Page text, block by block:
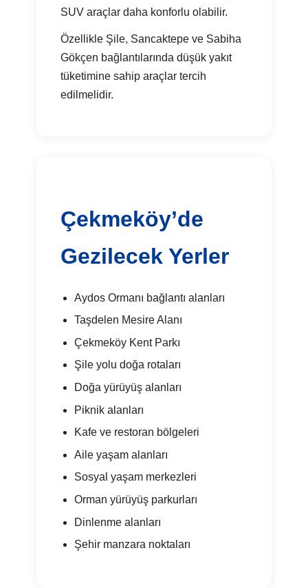
SUV araçlar daha konforlu olabilir.
Özellikle Şile, Sancaktepe ve Sabiha
Gökçen bağlantılarında düşük yakıt
tüketimine sahip araçlar tercih
edilmelidir.
Çekmeköy’de
Gezilecek Yerler
Aydos Ormanı bağlantı alanları
Taşdelen Mesire Alanı
Çekmeköy Kent Parkı
Şile yolu doğa rotaları
Doğa yürüyüş alanları
Piknik alanları
Kafe ve restoran bölgeleri
Aile yaşam alanları
Sosyal yaşam merkezleri
Orman yürüyüş parkurları
Dinlenme alanları
Şehir manzara noktaları